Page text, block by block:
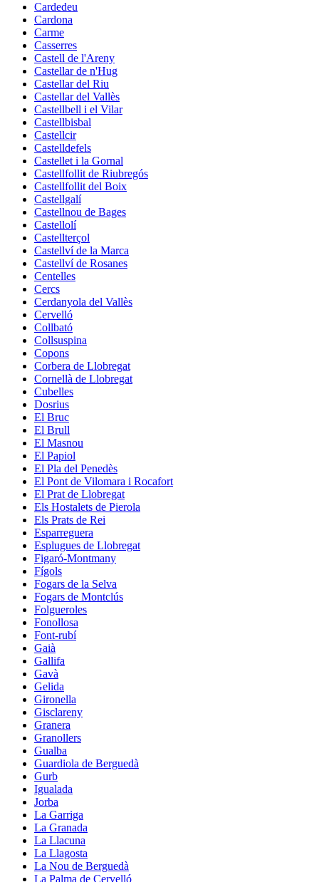
Cardedeu
Cardona
Carme
Casserres
Castell de l'Areny
Castellar de n'Hug
Castellar del Riu
Castellar del Vallès
Castellbell i el Vilar
Castellbisbal
Castellcir
Castelldefels
Castellet i la Gornal
Castellfollit de Riubregós
Castellfollit del Boix
Castellgalí
Castellnou de Bages
Castellolí
Castellterçol
Castellví de la Marca
Castellví de Rosanes
Centelles
Cercs
Cerdanyola del Vallès
Cervelló
Collbató
Collsuspina
Copons
Corbera de Llobregat
Cornellà de Llobregat
Cubelles
Dosrius
El Bruc
El Brull
El Masnou
El Papiol
El Pla del Penedès
El Pont de Vilomara i Rocafort
El Prat de Llobregat
Els Hostalets de Pierola
Els Prats de Rei
Esparreguera
Esplugues de Llobregat
Figaró-Montmany
Fígols
Fogars de la Selva
Fogars de Montclús
Folgueroles
Fonollosa
Font-rubí
Gaià
Gallifa
Gavà
Gelida
Gironella
Gisclareny
Granera
Granollers
Gualba
Guardiola de Berguedà
Gurb
Igualada
Jorba
La Garriga
La Granada
La Llacuna
La Llagosta
La Nou de Berguedà
La Palma de Cervelló